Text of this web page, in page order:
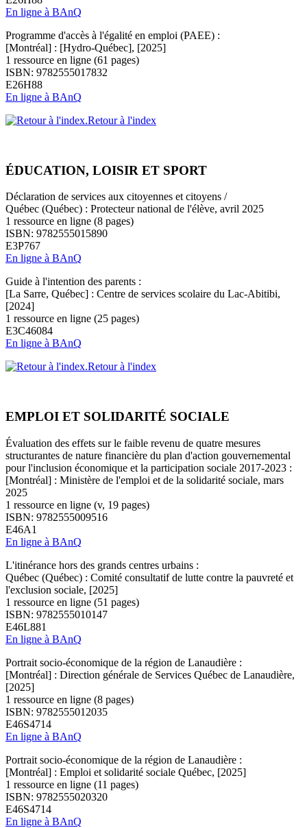
En ligne à BAnQ
Programme d'accès à l'égalité en emploi (PAEE) :
[Montréal] : [Hydro-Québec], [2025]
1 ressource en ligne (61 pages)
ISBN: 9782555017832
E26H88
En ligne à BAnQ
Retour à l'index
ÉDUCATION, LOISIR ET SPORT
Déclaration de services aux citoyennes et citoyens /
Québec (Québec) : Protecteur national de l'élève, avril 2025
1 ressource en ligne (8 pages)
ISBN: 9782555015890
E3P767
En ligne à BAnQ
Guide à l'intention des parents :
[La Sarre, Québec] : Centre de services scolaire du Lac-Abitibi,
[2024]
1 ressource en ligne (25 pages)
E3C46084
En ligne à BAnQ
Retour à l'index
EMPLOI ET SOLIDARITÉ SOCIALE
Évaluation des effets sur le faible revenu de quatre mesures
structurantes de nature financière du plan d'action gouvernemental
pour l'inclusion économique et la participation sociale 2017-2023 :
[Montréal] : Ministère de l'emploi et de la solidarité sociale, mars
2025
1 ressource en ligne (v, 19 pages)
ISBN: 9782555009516
E46A1
En ligne à BAnQ
L'itinérance hors des grands centres urbains :
Québec (Québec) : Comité consultatif de lutte contre la pauvreté et
l'exclusion sociale, [2025]
1 ressource en ligne (51 pages)
ISBN: 9782555010147
E46L881
En ligne à BAnQ
Portrait socio-économique de la région de Lanaudière :
[Montréal] : Direction générale de Services Québec de Lanaudière,
[2025]
1 ressource en ligne (8 pages)
ISBN: 9782555012035
E46S4714
En ligne à BAnQ
Portrait socio-économique de la région de Lanaudière :
[Montréal] : Emploi et solidarité sociale Québec, [2025]
1 ressource en ligne (11 pages)
ISBN: 9782555020320
E46S4714
En ligne à BAnQ